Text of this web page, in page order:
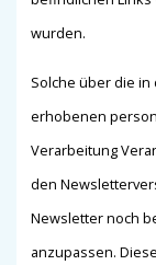
wurden.
Solche über die
erhobenen
Verarbeitung
den
Newsletter noch
anzupassen.